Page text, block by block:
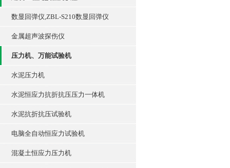
数显回弹仪,ZBL-S210数显回弹仪
金属超声波探伤仪
压力机、万能试验机
水泥压力机
水泥恒应力抗折抗压压力一体机
水泥抗折抗压试验机
电脑全自动恒应力试验机
混凝土恒应力压力机